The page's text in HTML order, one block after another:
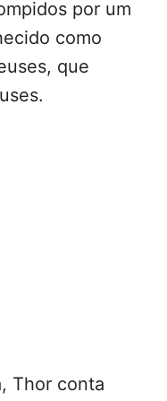
por um
como
que
Thor conta